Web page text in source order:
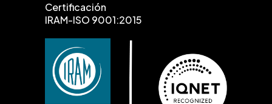
Certificación
IRAM-ISO 9001:2015